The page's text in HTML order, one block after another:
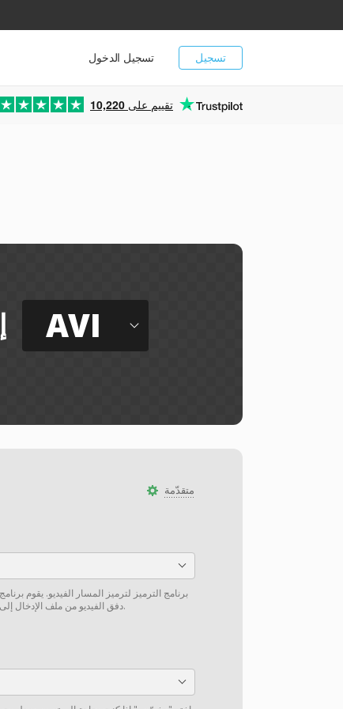
تسجيل تسجيل الدخول
10,220 تقييم على
AVI
متقدّمة
برنامج الترميز لترميز المسار الفيديو. يقوم
دفق الفيديو من ملف الإدخال إلى الإخراج دون إعادة ترميز إن أمكن.